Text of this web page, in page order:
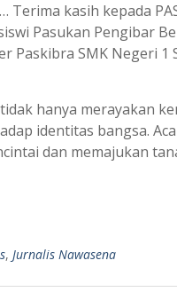
kasih kepada
Pasukan Pengibar
Paskibra SMK Negeri 1
hanya merayakan
identitas bangsa.
dan memajukan
, Jurnalis Nawasena